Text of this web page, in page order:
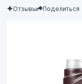
Отзывы Поделиться